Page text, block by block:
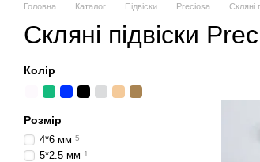
Головна Каталог Підвіски Preciosa Скляні
Скляні підвіски
Колір
Розмір
4*6 мм 5
5*2.5 мм 1